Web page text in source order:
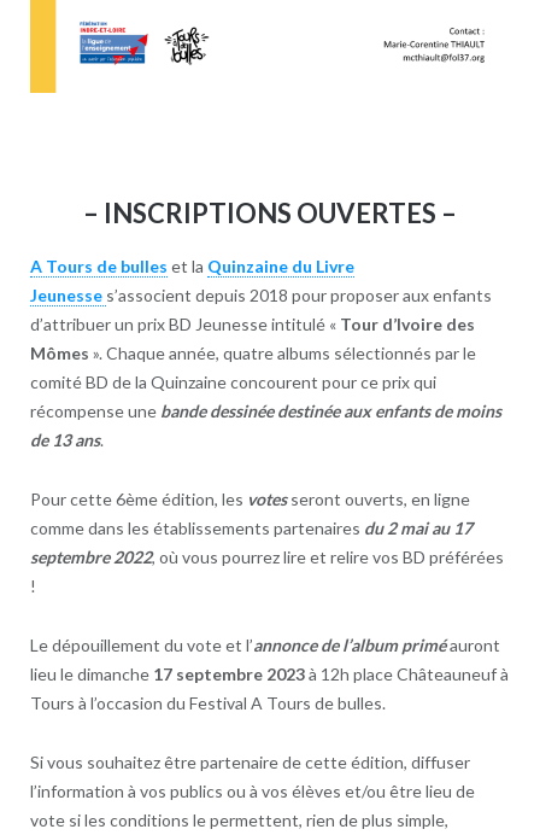
– INSCRIPTIONS OUVERTES –
A Tours de bulles et la Quinzaine du Livre
Jeunesse s’associent depuis 2018 pour proposer aux enfants
d’attribuer un prix BD Jeunesse intitulé « Tour d’Ivoire des
Mômes ». Chaque année, quatre albums sélectionnés par le
comité BD de la Quinzaine concourent pour ce prix qui
récompense une bande dessinée destinée aux enfants de moins
de 13 ans.
Pour cette 6ème édition, les votes seront ouverts, en ligne
comme dans les établissements partenaires du 2 mai au 17
septembre 2022, où vous pourrez lire et relire vos BD préférées
!
Le dépouillement du vote et l’annonce de l’album priméauront
lieu le dimanche17 septembre 2023à 12h place Châteauneuf à
Tours à l’occasion du Festival A Tours de bulles.
Si vous souhaitez être partenaire de cette édition, diffuser
l’information à vos publics ou à vos élèves et/ou être lieu de
vote si les conditions le permettent, rien de plus simple,